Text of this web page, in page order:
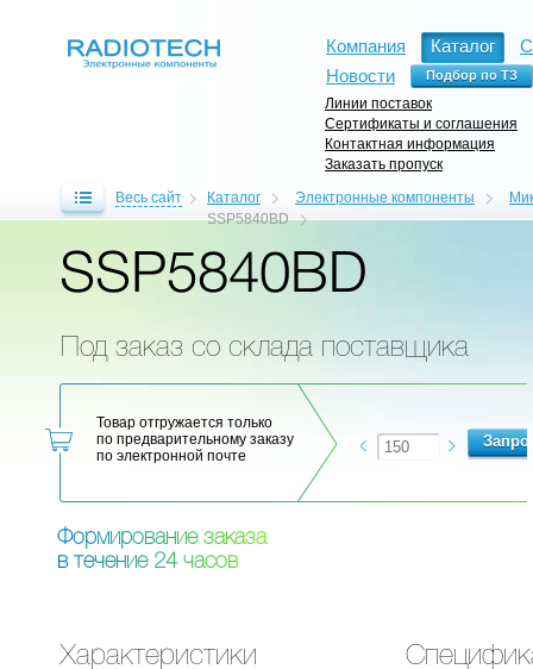
Компания Каталог
Новости
Линии поставок
Сертификаты и соглашения
Контактная информация
Заказать пропуск
Весь сайт Каталог Электронные компоненты
SSP5840BD
SSP5840BD
Под заказ со склада поставщика
Товар отгружается только
по предварительному заказу
по электронной почте
Формирование заказа
в течение 24 часов
Характеристики